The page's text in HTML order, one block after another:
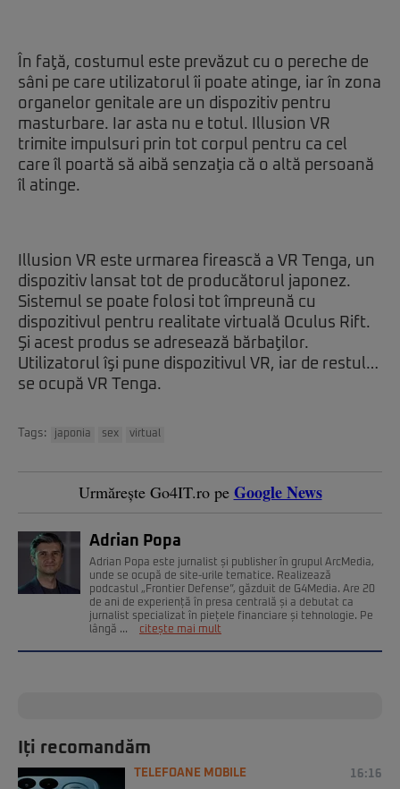
În faţă, costumul este prevăzut cu o pereche de
sâni pe care utilizatorul îi poate atinge, iar în zona
organelor genitale are un dispozitiv pentru
masturbare. Iar asta nu e totul. Illusion VR
trimite impulsuri prin tot corpul pentru ca cel
care îl poartă să aibă senzaţia că o altă persoană
îl atinge.
Illusion VR este urmarea firească a VR Tenga, un
dispozitiv lansat tot de producătorul japonez.
Sistemul se poate folosi tot împreună cu
dispozitivul pentru realitate virtuală Oculus Rift.
Şi acest produs se adresează bărbaţilor.
Utilizatorul îşi pune dispozitivul VR, iar de restul…
se ocupă VR Tenga.
Tags: japonia sex virtual
Urmărește Go4IT.ro pe Google News
Adrian Popa
Adrian Popa este jurnalist și publisher în grupul ArcMedia,
unde se ocupă de site-urile tematice. Realizează
podcastul „Frontier Defense”, găzduit de G4Media. Are 20
de ani de experiență în presa centrală și a debutat ca
jurnalist specializat în piețele financiare și tehnologie. Pe
lângă ...
citește mai mult
Iți recomandăm
TELEFOANE MOBILE 16:16